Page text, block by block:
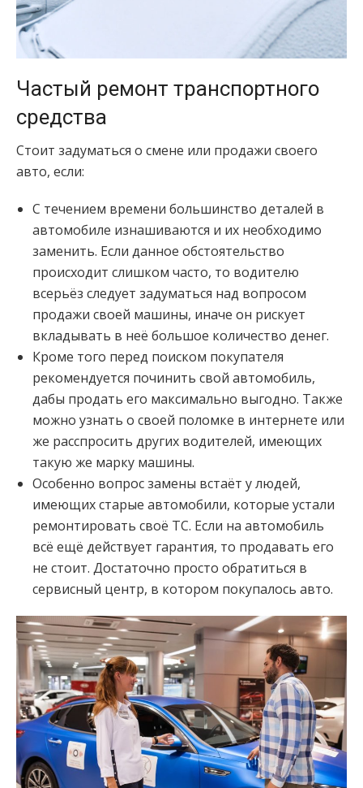
Частый ремонт транспортного
средства
Стоит задуматься о смене или продажи своего
авто, если:
С течением времени большинство деталей в
автомобиле изнашиваются и их необходимо
заменить. Если данное обстоятельство
происходит слишком часто, то водителю
всерьёз следует задуматься над вопросом
продажи своей машины, иначе он рискует
вкладывать в неё большое количество денег.
Кроме того перед поиском покупателя
рекомендуется починить свой автомобиль,
дабы продать его максимально выгодно. Также
можно узнать о своей поломке в интернете или
же расспросить других водителей, имеющих
такую же марку машины.
Особенно вопрос замены встаёт у людей,
имеющих старые автомобили, которые устали
ремонтировать своё ТС. Если на автомобиль
всё ещё действует гарантия, то продавать его
не стоит. Достаточно просто обратиться в
сервисный центр, в котором покупалось авто.